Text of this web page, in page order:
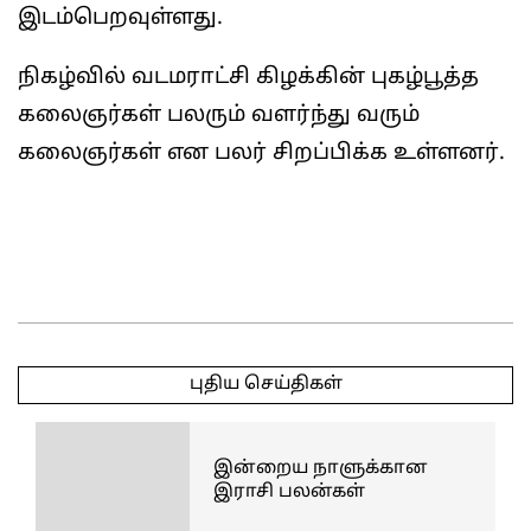
இடம்பெறவுள்ளது.
நிகழ்வில் வடமராட்சி கிழக்கின் புகழ்பூத்த
கலைஞர்கள் பலரும் வளர்ந்து வரும்
கலைஞர்கள் என பலர் சிறப்பிக்க உள்ளனர்.
04-
புதிய செய்திகள்
இன்றைய நாளுக்கான
இராசி பலன்கள்